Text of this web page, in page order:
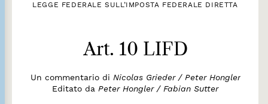
LEGGE FEDERALE SULL’IMPOSTA FEDERALE DIRETTA
Art. 10 LIFD
Un commentario di Nicolas Grieder / Peter Hongler
Editato da Peter Hongler / Fabian Sutter